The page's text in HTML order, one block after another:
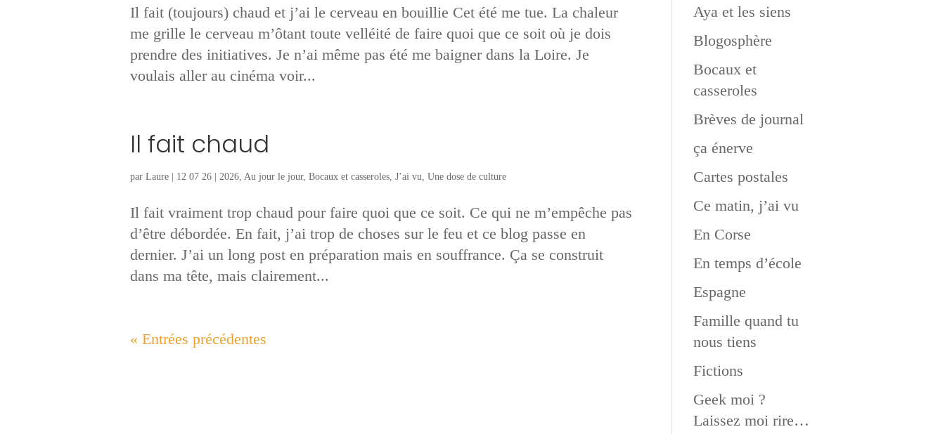
Il fait (toujours) chaud et j’ai le cerveau en bouillie Cet été me tue. La chaleur
me grille le cerveau m’ôtant toute velléité de faire quoi que ce soit où je dois
prendre des initiatives. Je n’ai même pas été me baigner dans la Loire. Je
voulais aller au cinéma voir...
Il fait chaud
par Laure| 12 07 26| 2026, Au jour le jour, Bocaux et casseroles, J’ai vu, Une dose de culture
Il fait vraiment trop chaud pour faire quoi que ce soit. Ce qui ne m’empêche pas
d’être débordée. En fait, j’ai trop de choses sur le feu et ce blog passe en
dernier. J’ai un long post en préparation mais en souffrance. Ça se construit
dans ma tête, mais clairement...
« Entrées précédentes
Aya et les siens
Blogosphère
Bocaux et
casseroles
Brèves de journal
ça énerve
Cartes postales
Ce matin, j’ai vu
En Corse
En temps d’école
Espagne
Famille quand tu
nous tiens
Fictions
Geek moi ?
Laissez moi rire…